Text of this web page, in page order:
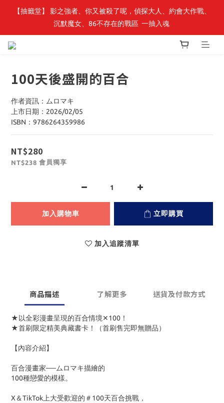
最新開賣🔥「全知讀者視角」 周邊商品
【抽籤堂】 影之強者、你又被殺了呢，偵探大人、約會大作戰、
沉默魔女、86不存在的戰區  一抽入魂
100天後盛開的百合
作者資訊：ムロマキ
上市日期：2026/02/05
ISBN：9786264359986
NT$280
NT$238 會員獨享
加入購物車 立即購買
加入追蹤清單
商品描述 了解更多 送貨及付款方式
★以全彩漫畫呈現的百合情境✕100！
★首刷限定精美典藏書卡！（首刷售完即無贈品）
【內容介紹】
百合漫畫家──ムロマキ描繪的
100種戀愛的模樣。
X＆TikTok上大受歡迎的＃100天百合挑戰，